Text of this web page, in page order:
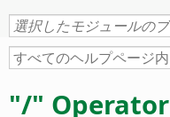
"/" Operator